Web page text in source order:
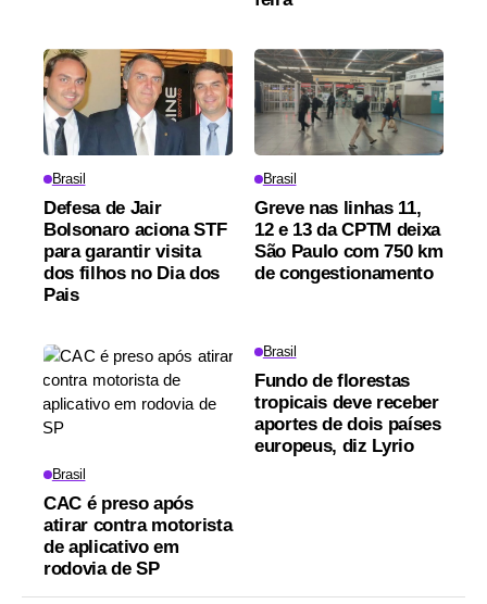
Brasil
Defesa de Jair
Bolsonaro aciona STF
para garantir visita
dos filhos no Dia dos
Pais
Brasil
Greve nas linhas 11,
12 e 13 da CPTM deixa
São Paulo com 750 km
de congestionamento
Brasil
CAC é preso após
atirar contra motorista
de aplicativo em
rodovia de SP
Brasil
Fundo de florestas
tropicais deve receber
aportes de dois países
europeus, diz Lyrio